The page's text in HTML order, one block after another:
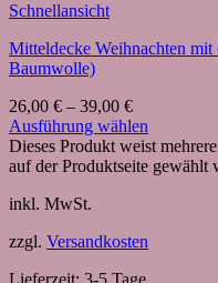
Schnellansicht
Mitteldecke Weihnachten
Baumwolle)
26,00 € – 39,00 €
Ausführung wählen
Dieses Produkt weist
auf der Produktseite gewählt
inkl. MwSt.
zzgl. Versandkosten
Lieferzeit: 3-5 Tage